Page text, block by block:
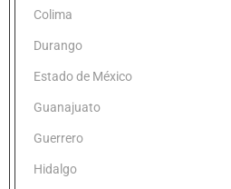
Colima
Durango
Estado de México
Guanajuato
Guerrero
Hidalgo